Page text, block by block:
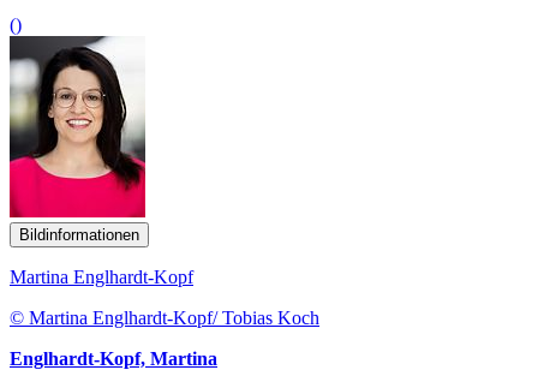
()
Bildinformationen
Martina Englhardt-Kopf
© Martina Englhardt-Kopf/ Tobias Koch
Englhardt-Kopf, Martina